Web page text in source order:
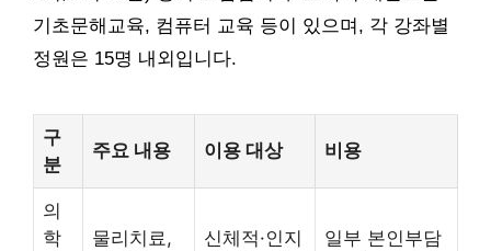
기초문해교육, 컴퓨터 교육 등이 있으며, 각 강좌별
정원은 15명 내외입니다.
구
분
주요 내용 이용 대상 비용
의
학
물리치료,
신체적·인지
일부 본인부담